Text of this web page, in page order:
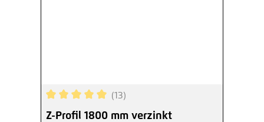
Durchschnittliche Bewertung von 5 von 5
(13)
Z-Profil 1800 mm verzinkt